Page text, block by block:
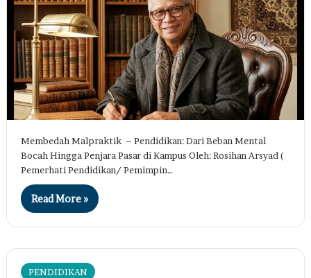
​Membedah Malpraktik – Pendidikan: Dari Beban Mental
Bocah Hingga Penjara Pasar di Kampus ​Oleh: Rosihan Arsyad (
Pemerhati Pendidikan/ Pemimpin…
Read More »
PENDIDIKAN